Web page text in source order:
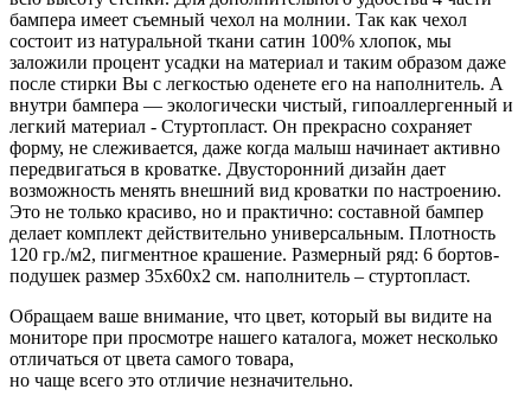
бампера имеет съемный чехол на молнии. Так как чехол
состоит из натуральной ткани сатин 100% хлопок, мы
заложили процент усадки на материал и таким образом даже
после стирки Вы с легкостью оденете его на наполнитель. А
внутри бампера — экологически чистый, гипоаллергенный и
легкий материал - Стуртопласт. Он прекрасно сохраняет
форму, не слеживается, даже когда малыш начинает активно
передвигаться в кроватке. Двусторонний дизайн дает
возможность менять внешний вид кроватки по настроению.
Это не только красиво, но и практично: составной бампер
делает комплект действительно универсальным. Плотность
120 гр./м2, пигментное крашение. Размерный ряд: 6 бортов-
подушек размер 35х60х2 см. наполнитель – стуртопласт.
Обращаем ваше внимание, что цвет, который вы видите на
мониторе при просмотре нашего каталога, может несколько
отличаться от цвета самого товара,
но чаще всего это отличие незначительно.